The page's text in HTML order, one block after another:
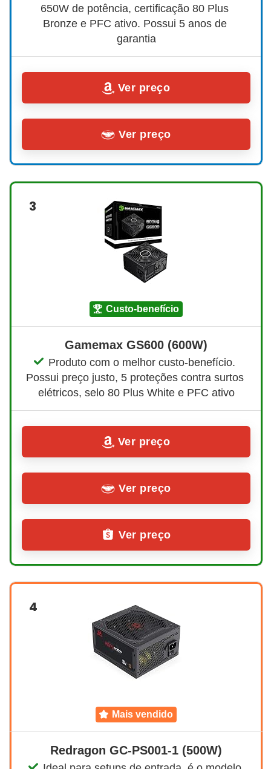
650W de potência, certificação 80 Plus
Bronze e PFC ativo. Possui 5 anos de
garantia
Ver preço
Ver preço
3
custo-benefício
Gamemax GS600 (600W)
Produto com o melhor custo-benefício.
Possui preço justo, 5 proteções contra surtos
elétricos, selo 80 Plus White e PFC ativo
Ver preço
Ver preço
Ver preço
4
mais vendido
Redragon GC-PS001-1 (500W)